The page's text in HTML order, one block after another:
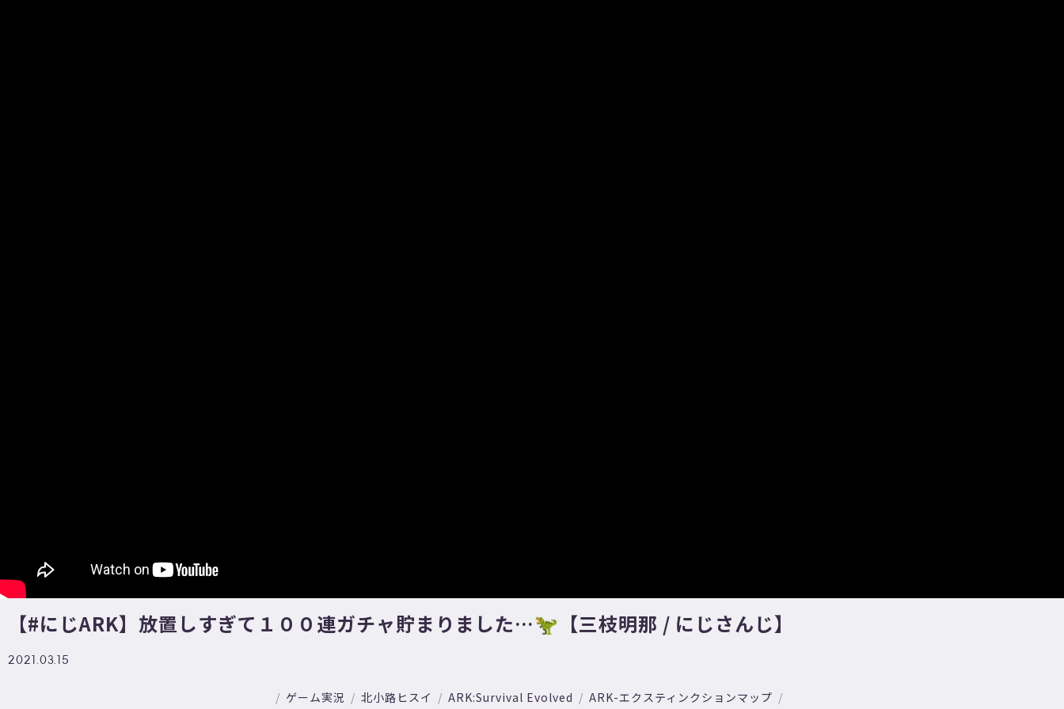
【#にじARK​】放置しすぎて１００連ガチャ貯まりました…🦖【三枝明那 / にじさんじ】
2021.03.15
ゲーム実況 北小路ヒスイ ARK:Survival Evolved ARK-エクスティンクションマップ